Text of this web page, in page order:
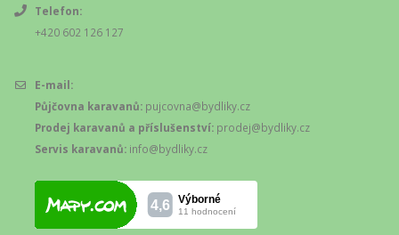
Telefon:
+420 602 126 127
E-mail:
Půjčovna karavanů: pujcovna@bydliky.cz
Prodej karavanů a příslušenství: prodej@bydliky.cz
Servis karavanů: info@bydliky.cz